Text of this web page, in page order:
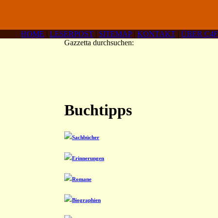
HOME | LESERPOST | SITEMAP| KONTAKT | ÜBER C4F
Gazzetta durchsuchen:
Buchtipps
Sachbücher
Erinnerungen
Romane
Biographien